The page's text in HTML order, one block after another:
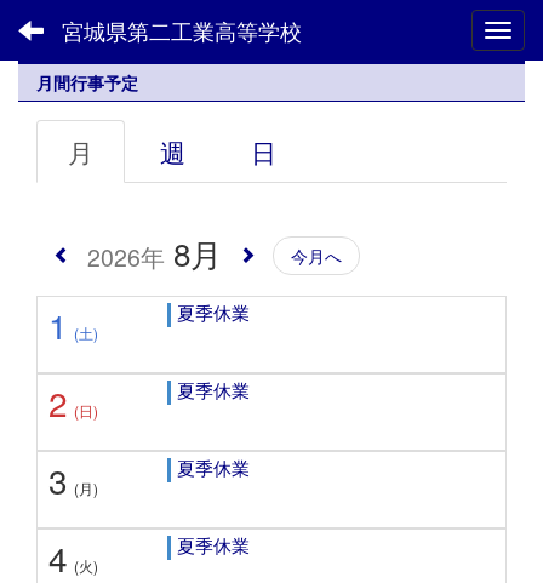
宮城県第二工業高等学校
月間行事予定
月 週 日
2026年 8月 今月へ
1 (土)
夏季休業
2 (日)
夏季休業
3 (月)
夏季休業
4 (火)
夏季休業